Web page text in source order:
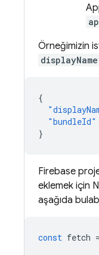
Örneğimizin
displayName
{
"bundleId"
}
Firebase
eklemek için
aşağıda
const fetch =